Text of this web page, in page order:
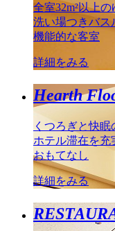
全室32m²以上の
洗い場つきバス
機能的な客室
詳細をみる
Hearth
くつろぎと快眠
ホテル滞在を充
おもてなし
詳細をみる